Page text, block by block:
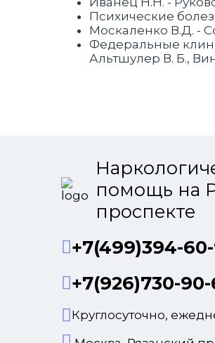
Психические
Москаленко В.Д. -
Федеральные
Альтшулер В. Б.,
помощь на
проспекте
+7(499)394-
+7(926)730-
Круглосуточно,